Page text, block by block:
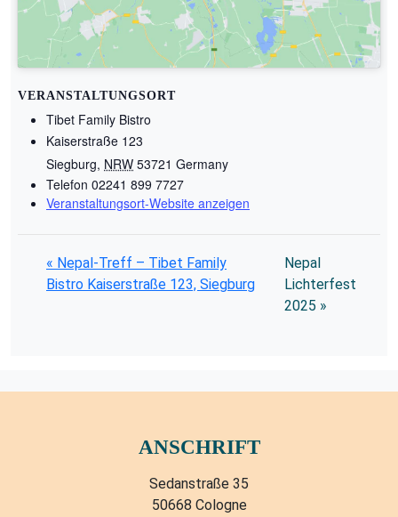
VERANSTALTUNGSORT
Tibet Family Bistro
Kaiserstraße 123
Siegburg, NRW 53721 Germany
Telefon 02241 899 7727
Veranstaltungsort-Website anzeigen
« Nepal-Treff – Tibet Family
Bistro Kaiserstraße 123, Siegburg
Nepal
Lichterfest
2025 »
ANSCHRIFT
Sedanstraße 35
50668 Cologne